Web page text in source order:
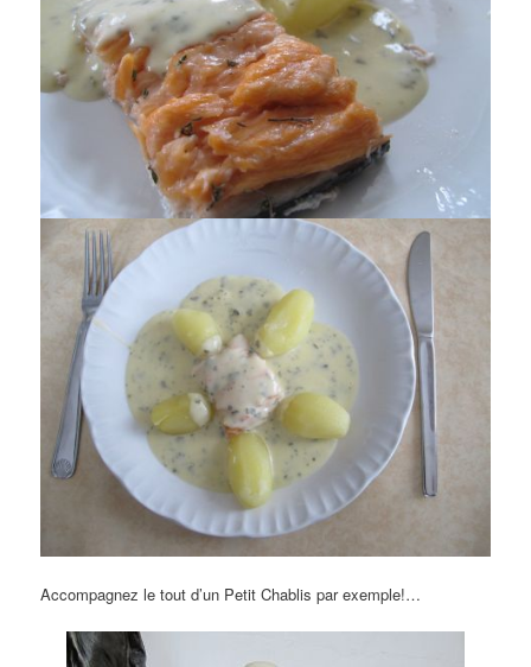
Accompagnez le tout d’un Petit Chablis par exemple!…